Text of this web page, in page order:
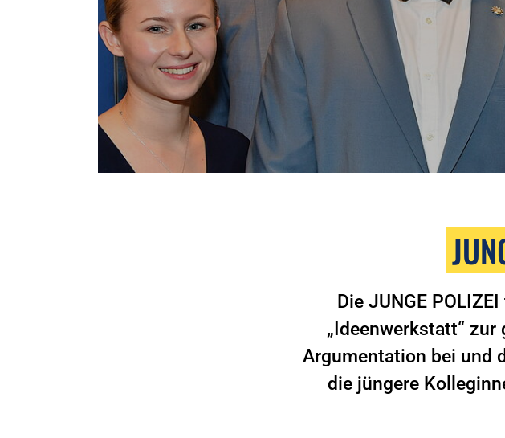
Die JUNGE
„Ideenwerkstatt“
Argumentation bei und
die jüngere